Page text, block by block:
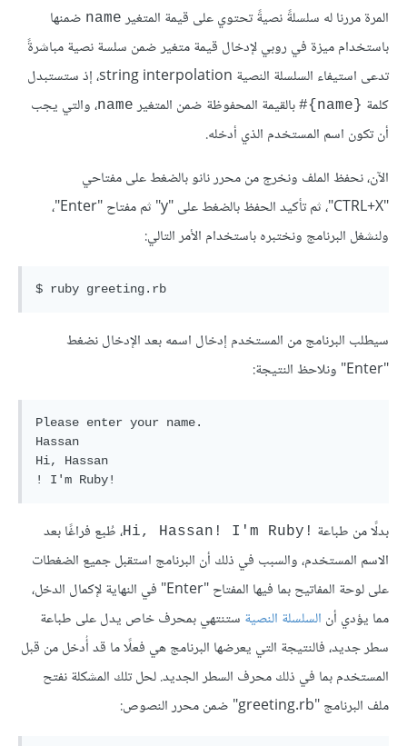
المرة مررنا له سلسلةً نصيةً تحتوي على قيمة المتغير name ضمنها
باستخدام ميزة في روبي لإدخال قيمة متغير ضمن سلسة نصية مباشرةً
تدعى استيفاء السلسلة النصية string interpolation، إذ ستستبدل
كلمة {name}# بالقيمة المحفوظة ضمن المتغير name، والتي يجب
أن تكون اسم المستخدم الذي أدخله.
الآن، نحفظ الملف ونخرج من محرر نانو بالضغط على مفتاحي
"CTRL+X"، ثم تأكيد الحفظ بالضغط على "y" ثم مفتاح "Enter"،
ولنشغل البرنامج ونختبره باستخدام الأمر التالي:
سيطلب البرنامج من المستخدم إدخال اسمه بعد الإدخال نضغط
"Enter" ونلاحظ النتيجة:
Please enter your name.
Hassan
Hi, Hassan
بدلًا من طباعة !Hi, Hassan! I'm Ruby
، طُبع فراغًا بعد
الاسم المستخدم، والسبب في ذلك أن البرنامج استقبل جميع الضغطات
على لوحة المفاتيح بما فيها المفتاح "Enter" في النهاية لإكمال الدخل،
مما يؤدي أن السلسلة النصية ستنتهي بمحرف خاص يدل على طباعة
سطر جديد، فالنتيجة التي يعرضها البرنامج هي فعلًا ما قد أُدخل من قبل
المستخدم بما في ذلك محرف السطر الجديد. لحل تلك المشكلة نفتح
ملف البرنامج "greeting.rb" ضمن محرر النصوص: